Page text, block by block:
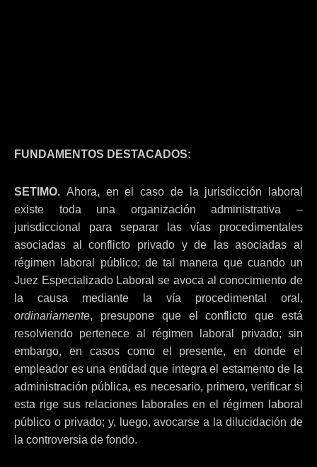
FUNDAMENTOS DESTACADOS:
SETIMO. Ahora, en el caso de la jurisdicción laboral
existe toda una organización administrativa –
jurisdiccional para separar las vías procedimentales
asociadas al conflicto privado y de las asociadas al
régimen laboral público; de tal manera que cuando un
Juez Especializado Laboral se avoca al conocimiento de
la causa mediante la vía procedimental oral,
ordinariamente, presupone que el conflicto que está
resolviendo pertenece al régimen laboral privado; sin
embargo, en casos como el presente, en donde el
empleador es una entidad que integra el estamento de la
administración pública, es necesario, primero, verificar si
esta rige sus relaciones laborales en el régimen laboral
público o privado; y, luego, avocarse a la dilucidación de
la controversia de fondo.